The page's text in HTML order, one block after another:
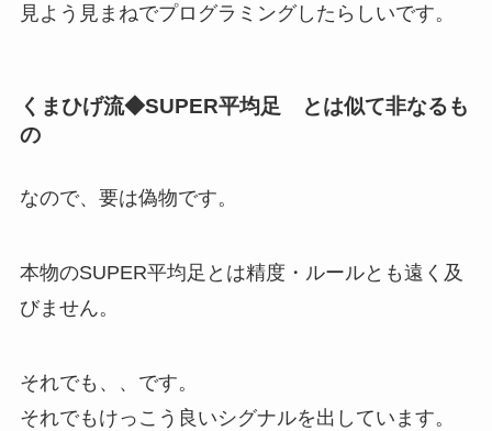
見よう見まねでプログラミングしたらしいです。
くまひげ流◆SUPER平均足 とは似て非なるも
の
なので、要は偽物です。
本物のSUPER平均足とは精度・ルールとも遠く及
びません。
それでも、、です。
それでもけっこう良いシグナルを出しています。